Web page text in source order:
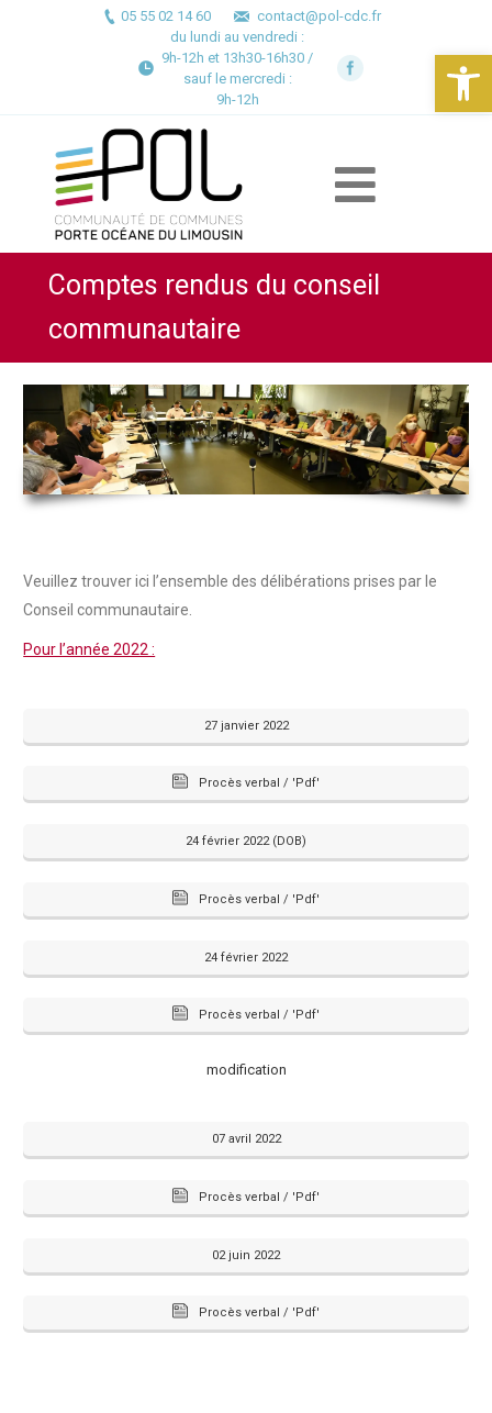
05 55 02 14 60
contact@pol-cdc.fr
du lundi au vendredi :
9h-12h et 13h30-16h30 /
sauf le mercredi :
9h-12h
Comptes rendus du conseil
communautaire
Veuillez trouver ici l’ensemble des délibérations prises par le
Conseil communautaire.
Pour l’année 2022 :
27 janvier 2022
Procès verbal / 'Pdf'
24 février 2022 (DOB)
Procès verbal / 'Pdf'
24 février 2022
Procès verbal / 'Pdf'
modification
07 avril 2022
Procès verbal / 'Pdf'
02 juin 2022
Procès verbal / 'Pdf'